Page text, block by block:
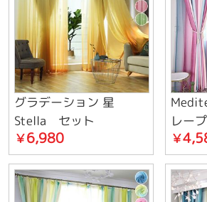
グラデーション 星
Stella セット
￥6,980
レー
￥